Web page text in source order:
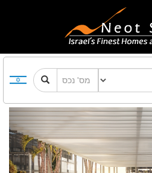
Previous